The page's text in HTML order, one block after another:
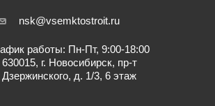
nsk@vsemktostroit.ru
работы: Пн-Пт, 9:00-18:00
630015, г. Новосибирск, пр-т
Дзержинского, д. 1/3, 6 этаж